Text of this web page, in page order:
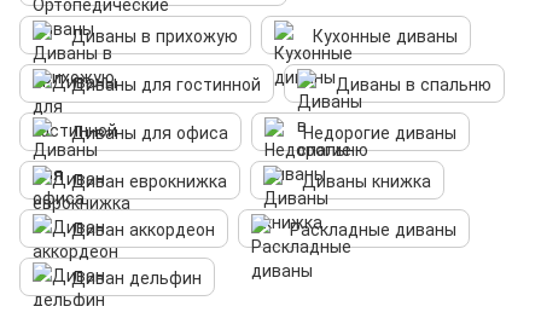
Диваны в прихожую
Кухонные диваны
Диваны для гостинной
Диваны в спальню
Диваны для офиса
Недорогие диваны
Диван еврокнижка
Диваны книжка
Диван аккордеон
Раскладные диваны
Диван дельфин